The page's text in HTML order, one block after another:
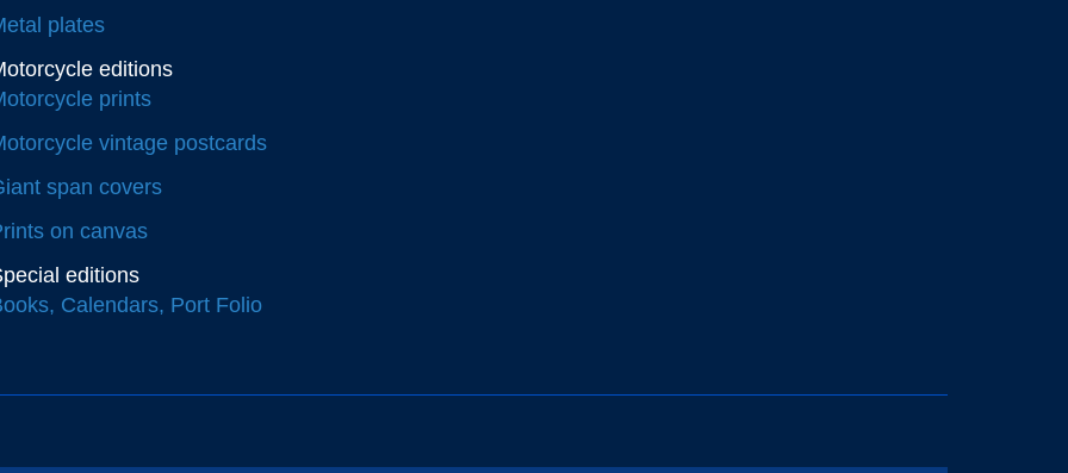
plates
editions
prints
vintage postcards
span covers
on canvas
editions
Calendars, Port Folio